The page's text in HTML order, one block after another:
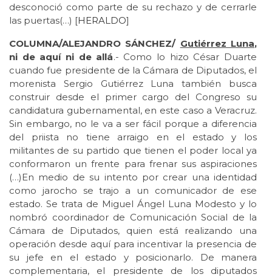
desconoció como parte de su rechazo y de cerrarle
las puertas(…) [HERALDO]
COLUMNA/ALEJANDRO SÁNCHEZ/ Gutiérrez Luna,
ni de aquí ni de allá.- Como lo hizo César Duarte
cuando fue presidente de la Cámara de Diputados, el
morenista Sergio Gutiérrez Luna también busca
construir desde el primer cargo del Congreso su
candidatura gubernamental, en este caso a Veracruz.
Sin embargo, no le va a ser fácil porque a diferencia
del priista no tiene arraigo en el estado y los
militantes de su partido que tienen el poder local ya
conformaron un frente para frenar sus aspiraciones
(…)En medio de su intento por crear una identidad
como jarocho se trajo a un comunicador de ese
estado. Se trata de Miguel Ángel Luna Modesto y lo
nombró coordinador de Comunicación Social de la
Cámara de Diputados, quien está realizando una
operación desde aquí para incentivar la presencia de
su jefe en el estado y posicionarlo. De manera
complementaria, el presidente de los diputados